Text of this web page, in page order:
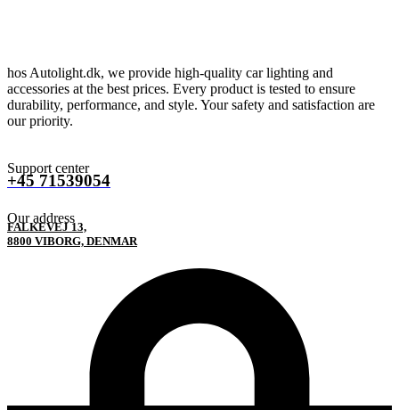
hos Autolight.dk, we provide high-quality car lighting and
accessories at the best prices. Every product is tested to ensure
durability, performance, and style. Your safety and satisfaction are
our priority.
Support center
+45 71539054
Our address
FALKEVEJ 13,
8800 VIBORG, DENMAR